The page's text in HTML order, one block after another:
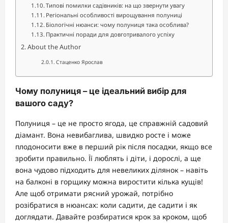
Типові помилки садівників: на що звернути увагу
Регіональні особливості вирощування полуниці
Біологічні нюанси: чому полуниця така особлива?
Практичні поради для довготривалого успіху
About the Author
Стаценко Ярослав
Чому полуниця – це ідеальний вибір для
вашого саду?
Полуниця – це не просто ягода, це справжній садовий
діамант. Вона невибаглива, швидко росте і може
плодоносити вже в перший рік після посадки, якщо все
зробити правильно. Її люблять і діти, і дорослі, а ще
вона чудово підходить для невеликих ділянок – навіть
на балконі в горщику можна виростити кілька кущів!
Але щоб отримати рясний урожай, потрібно
розібратися в нюансах: коли садити, де садити і як
доглядати. Давайте розбиратися крок за кроком, щоб